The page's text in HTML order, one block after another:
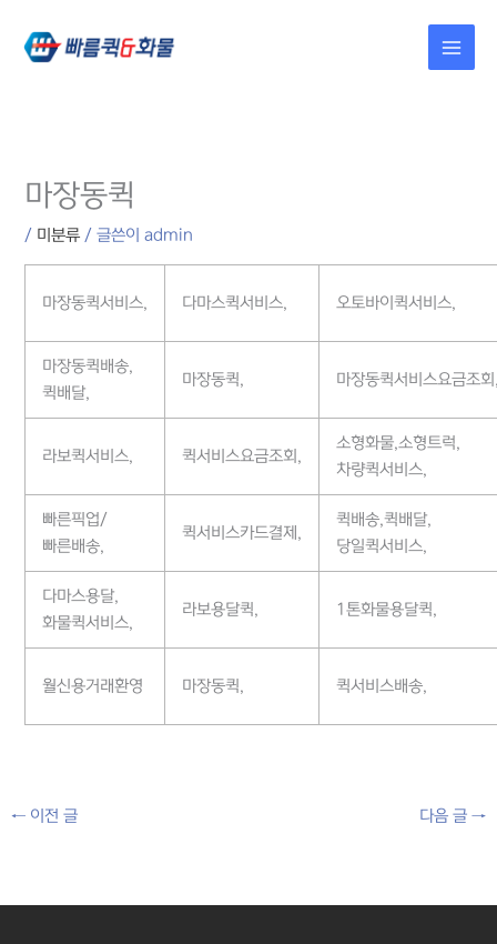
건너뛰기
마장동퀵
/ 미분류 / 글쓴이admin
마장동퀵서비스, 다마스퀵서비스, 오토바이퀵서비스,
마장동퀵배송,
퀵배달,
마장동퀵, 마장동퀵서비스요금조
라보퀵서비스, 퀵서비스요금조회,
소형화물,소형트럭,
차량퀵서비스,
빠른픽업/
빠른배송,
퀵서비스카드결제,
퀵배송,퀵배달,
당일퀵서비스,
다마스용달,
화물퀵서비스,
라보용달퀵, 1톤화물용달퀵,
월신용거래환영 마장동퀵, 퀵서비스배송,
←이전 글 다음 글→